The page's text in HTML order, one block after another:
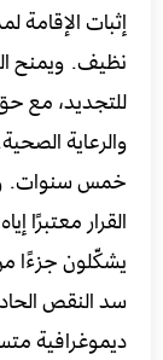
إثبات
نظيف. ويمنح
للتجديد، مع
والرعاية
خمس سنوات.
القرار معتبرًا
يشكّلون جزءًا
سد النقص
ديموغرافية